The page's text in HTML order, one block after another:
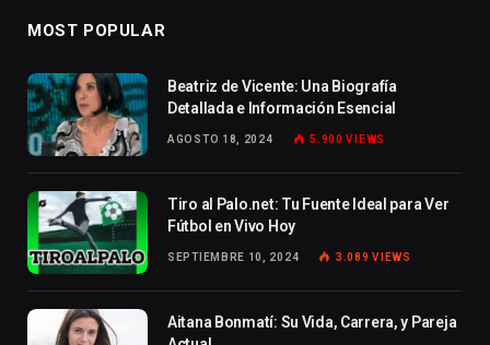
MOST POPULAR
Beatriz de Vicente: Una Biografía
Detallada e Información Esencial
AGOSTO 18, 2024 5.900VIEWS
Tiro al Palo.net: Tu Fuente Ideal para Ver
Fútbol en Vivo Hoy
SEPTIEMBRE 10, 2024 3.089VIEWS
Aitana Bonmatí: Su Vida, Carrera, y Pareja